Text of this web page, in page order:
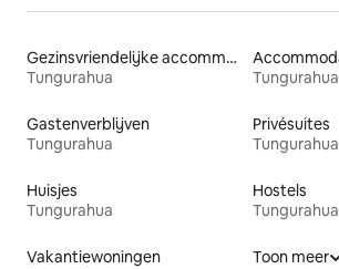
Gezinsvriendelijke accommodaties
Tungurahua
Tungurahua
Gastenverblijven
Tungurahua
Privésuites
Tungurahua
Huisjes
Tungurahua
Hostels
Tungurahua
Vakantiewoningen
Toon meer